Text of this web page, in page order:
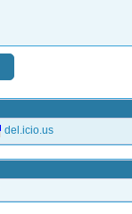
del.icio.us